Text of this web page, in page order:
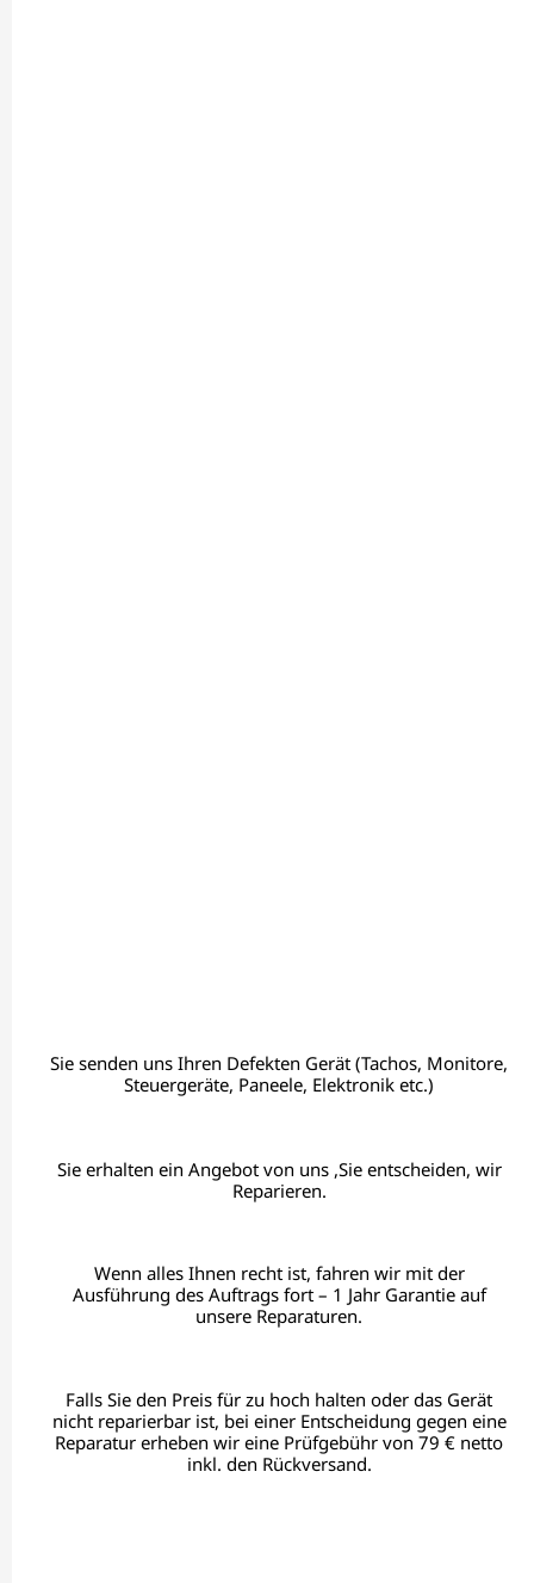
Sie senden uns Ihren Defekten Gerät (Tachos, Monitore,
Steuergeräte, Paneele, Elektronik etc.)
Sie erhalten ein Angebot von uns ,Sie entscheiden, wir
Reparieren.
Wenn alles Ihnen recht ist, fahren wir mit der
Ausführung des Auftrags fort – 1 Jahr Garantie auf
unsere Reparaturen.
Falls Sie den Preis für zu hoch halten oder das Gerät
nicht reparierbar ist, bei einer Entscheidung gegen eine
Reparatur erheben wir eine Prüfgebühr von 79 € netto
inkl. den Rückversand.